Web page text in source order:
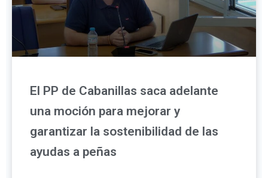
El PP de Cabanillas saca adelante
una moción para mejorar y
garantizar la sostenibilidad de las
ayudas a peñas